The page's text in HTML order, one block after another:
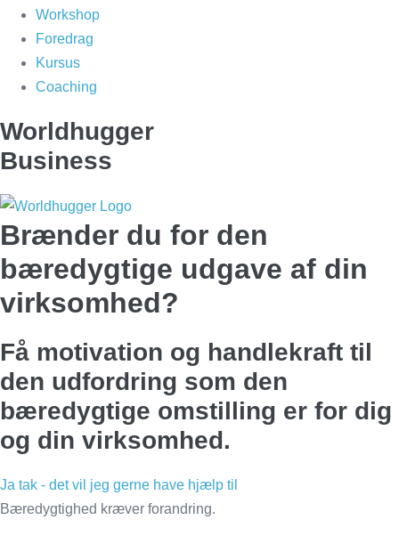
Workshop
Foredrag
Kursus
Coaching
Worldhugger
Business
Brænder du for den
bæredygtige udgave af din
virksomhed?
Få motivation og handlekraft til
den udfordring som den
bæredygtige omstilling er for dig
og din virksomhed.
Ja tak - det vil jeg gerne have hjælp til
Bæredygtighed kræver forandring.